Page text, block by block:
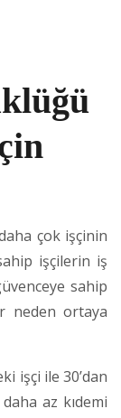
çok işçinin
işçilerin iş
sahip
neden ortaya
işçi ile 30’dan
az kıdemi